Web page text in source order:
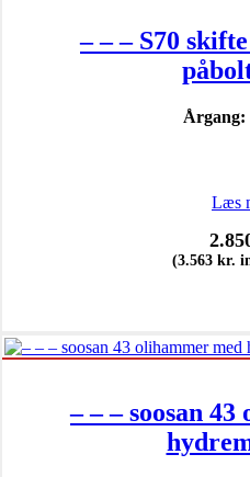
– – – S70
Årgang:
Læs
(3.563 kr.
– – – soosan